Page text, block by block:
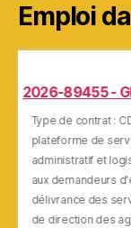
Emploi
2026-89455 -
Type de contrat :
plateforme de
administratif et
aux demandeurs
délivrance des
de direction des